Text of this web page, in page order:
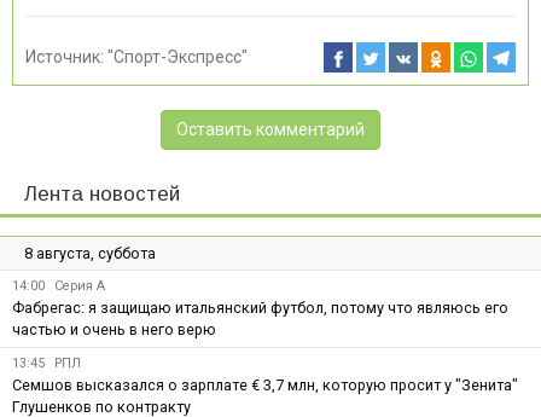
Источник: "Спорт-Экспресс"
Оставить комментарий
Лента новостей
8 августа, суббота
14:00 Серия А
Фабрегас: я защищаю итальянский футбол, потому что являюсь его
частью и очень в него верю
13:45 РПЛ
Семшов высказался о зарплате € 3,7 млн, которую просит у "Зенита"
Глушенков по контракту